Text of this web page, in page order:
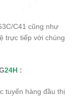
C41 cũng như
trực tiếp với chúng
24H :
tuyến hàng đầu thị